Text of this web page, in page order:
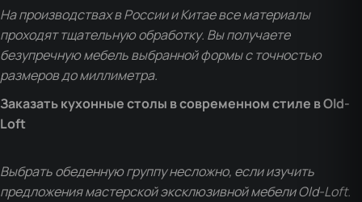
На производствах в России и Китае все материалы
проходят тщательную обработку. Вы получаете
безупречную мебель выбранной формы с точностью
размеров до миллиметра.
Заказать кухонные столы в современном стиле в Old-
Loft
Выбрать обеденную группу несложно, если изучить
предложения мастерской эксклюзивной мебели Old-Loft.